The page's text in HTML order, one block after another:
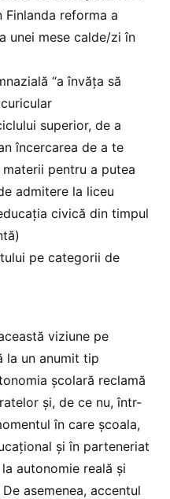
Finlanda reforma a
unei mese calde/zi în
“a învăța să
superior, de a
încercarea de a te
pentru a putea
admitere la liceu
civică din timpul
pe categorii de
viziune pe
la un anumit tip
școlară reclamă
și, de ce nu, într-
în care școala,
și în parteneriat
autonomie reală și
asemenea, accentul